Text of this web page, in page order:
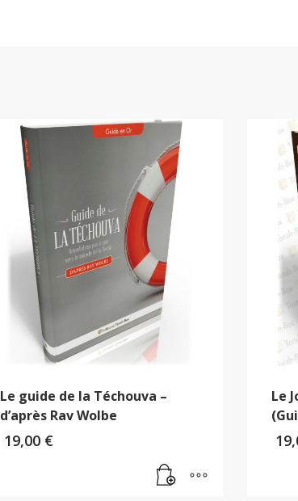
Le guide de la Téchouva –
d’après Rav Wolbe
19,00 €
Le